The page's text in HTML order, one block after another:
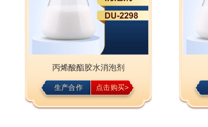
丙烯酸酯胶水消泡剂
生产合作 点击购买>